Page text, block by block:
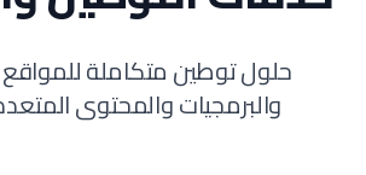
حلول توطين متكاملة للمواقع
والبرمجيات والمحتوى